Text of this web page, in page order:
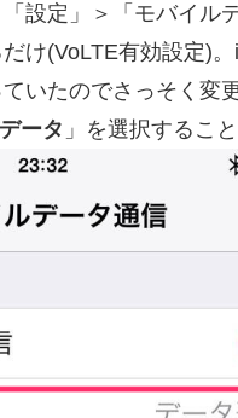
設定」＞「モバイル
だけ(VoLTE有効設定)
ていたのでさっそく
ータ 」を選択するこ